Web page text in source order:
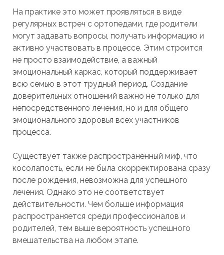
На практике это может проявляться в виде
регулярных встреч с ортопедами, где родители
могут задавать вопросы, получать информацию и
активно участвовать в процессе. Этим строится
не просто взаимодействие, а важный
эмоциональный каркас, который поддерживает
всю семью в этот трудный период. Создание
доверительных отношений важно не только для
непосредственного лечения, но и для общего
эмоционального здоровья всех участников
процесса.
Существует также распространённый миф, что
косолапость, если не была скорректирована сразу
после рождения, невозможна для успешного
лечения. Однако это не соответствует
действительности. Чем больше информация
распространяется среди профессионалов и
родителей, тем выше вероятность успешного
вмешательства на любом этапе.